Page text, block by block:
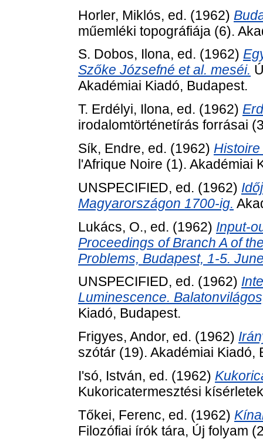
Horler, Miklós, ed. (1962)
műemléki topográfiája (6).
S. Dobos, Ilona, ed. (1962)
Szőke Józsefné et al. meséi.
Akadémiai Kiadó, Budapest.
T. Erdélyi, Ilona, ed. (1962)
irodalomtörténetírás forrásai
Sík, Endre, ed. (1962)
l'Afrique Noire (1). Akadémiai
UNSPECIFIED, ed. (1962)
Magyarországon 1700-ig.
Lukács, O., ed. (1962) Input-
Proceedings of Branch A of
Problems, Budapest, 1-5.
UNSPECIFIED, ed. (1962)
Luminescence.
Kiadó, Budapest.
Frigyes, Andor, ed. (1962)
szótár (19). Akadémiai Kiadó,
I'só, István, ed. (1962)
Kukoricatermesztési
Tőkei, Ferenc, ed. (1962)
Filozófiai írók tára, Új folyam